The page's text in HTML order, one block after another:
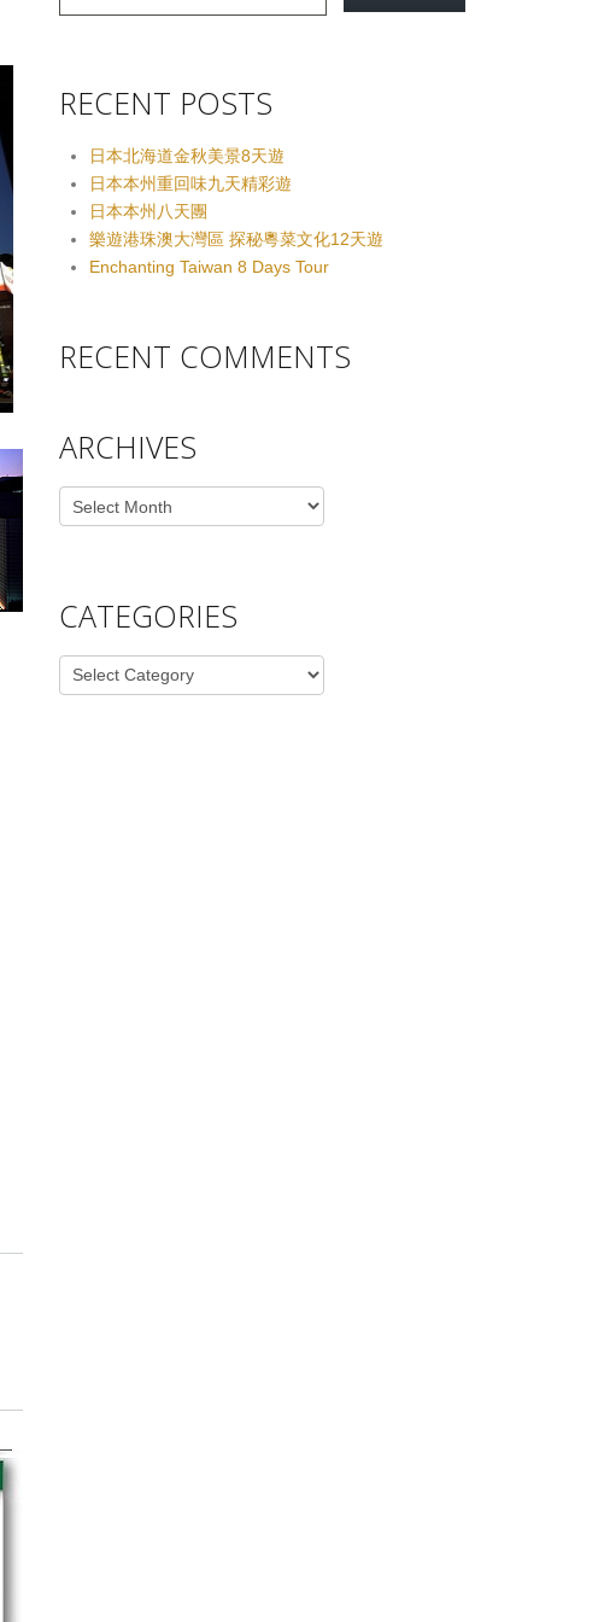
RECENT POSTS
日本北海道金秋美景8天遊
日本本州重回味九天精彩遊
日本本州八天團
樂遊港珠澳大灣區 探秘粵菜文化12天遊
Enchanting Taiwan 8 Days Tour
RECENT COMMENTS
ARCHIVES
Archives
CATEGORIES
Categories